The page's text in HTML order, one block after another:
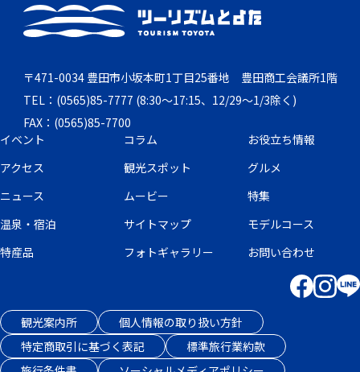
〒471-0034 豊田市小坂本町1丁目25番地 豊田商工会議所1階
TEL：(0565)85-7777 (8:30～17:15、12/29～1/3除く)
FAX：(0565)85-7700
イベント
コラム
お役立ち情報
アクセス
観光スポット
グルメ
ニュース
ムービー
特集
温泉・宿泊
サイトマップ
モデルコース
特産品
フォトギャラリー お問い合わせ
観光案内所
個人情報の取り扱い方針
特定商取引に基づく表記
標準旅行業約款